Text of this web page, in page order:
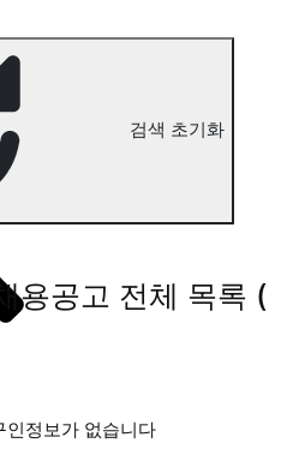
검색 초기화
용공고 전체 목록 (
인정보가 없습니다